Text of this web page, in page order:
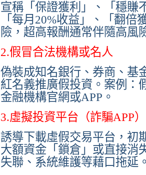
宣稱「保證獲利」、「穩賺
「每月20%收益」、「翻
險，超高報酬通常伴隨高風
2.假冒合法機構或名人
偽裝成知名銀行、券商、基
紅名義推廣假投資。案例：
金融機構官網或APP。
3.虛擬投資平台（詐騙APP）
誘導下載虛假交易平台，初
大額資金「鎖倉」或直接消
失聯、系統維護等藉口拖延